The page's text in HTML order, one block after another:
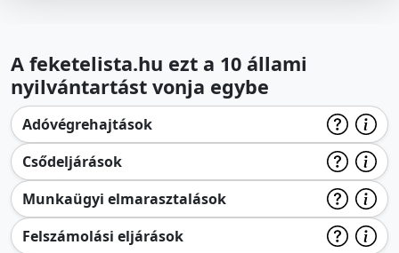
A feketelista.hu ezt a 10 állami
nyilvántartást vonja egybe
Adóvégrehajtások
Csődeljárások
Munkaügyi elmarasztalások
Felszámolási eljárások